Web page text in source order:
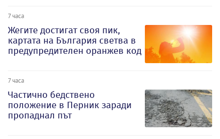
7 часа
Жегите достигат своя пик,
картата на България светва в
предупредителен оранжев код
7 часа
Частично бедствено
положение в Перник заради
пропаднал път